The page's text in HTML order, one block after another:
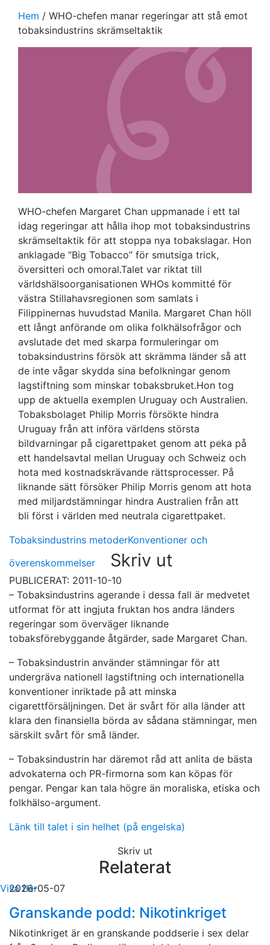
Hem / WHO-chefen manar regeringar att stå emot
tobaksindustrins skrämseltaktik
WHO-chefen Margaret Chan uppmanade i ett tal
idag regeringar att hålla ihop mot tobaksindustrins
skrämseltaktik för att stoppa nya tobakslagar. Hon
anklagade ”Big Tobacco” för smutsiga trick,
översitteri och omoral.Talet var riktat till
världshälsoorganisationen WHOs kommitté för
västra Stillahavsregionen som samlats i
Filippinernas huvudstad Manila. Margaret Chan höll
ett långt anförande om olika folkhälsofrågor och
avslutade det med skarpa formuleringar om
tobaksindustrins försök att skrämma länder så att
de inte vågar skydda sina befolkningar genom
lagstiftning som minskar tobaksbruket.Hon tog
upp de aktuella exemplen Uruguay och Australien.
Tobaksbolaget Philip Morris försökte hindra
Uruguay från att införa världens största
bildvarningar på cigarettpaket genom att peka på
ett handelsavtal mellan Uruguay och Schweiz och
hota med kostnadskrävande rättsprocesser. På
liknande sätt försöker Philip Morris genom att hota
med miljardstämningar hindra Australien från att
bli först i världen med neutrala cigarettpaket.
Tobaksindustrins metoderKonventioner och
överenskommelser
Skriv ut
PUBLICERAT: 2011-10-10
– Tobaksindustrins agerande i dessa fall är medvetet
utformat för att ingjuta fruktan hos andra länders
regeringar som överväger liknande
tobaksförebyggande åtgärder, sade Margaret Chan.
– Tobaksindustrin använder stämningar för att
undergräva nationell lagstiftning och internationella
konventioner inriktade på att minska
cigarettförsäljningen. Det är svårt för alla länder att
klara den finansiella börda av sådana stämningar, men
särskilt svårt för små länder.
– Tobaksindustrin har däremot råd att anlita de bästa
advokaterna och PR-firmorna som kan köpas för
pengar. Pengar kan tala högre än moraliska, etiska och
folkhälso-argument.
Länk till talet i sin helhet (på engelska)
Skriv ut
Relaterat
2026-05-07
Granskande podd: Nikotinkriget
Nikotinkriget är en granskande poddserie i sex delar
Visa fler